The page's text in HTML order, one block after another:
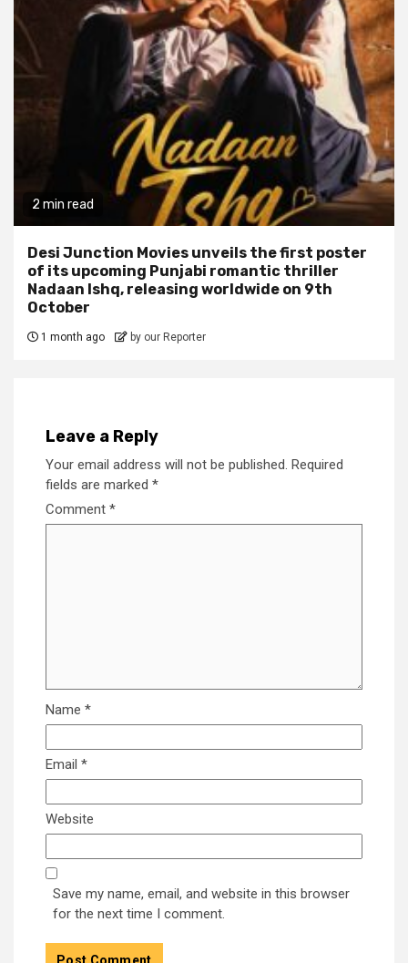
2 min read
Desi Junction Movies unveils the first poster
of its upcoming Punjabi romantic thriller
Nadaan Ishq, releasing worldwide on 9th
October
1 month ago by our Reporter
Leave a Reply
Your email address will not be published. Required
fields are marked *
Comment *
Name *
Email *
Website
Save my name, email, and website in this browser
for the next time I comment.